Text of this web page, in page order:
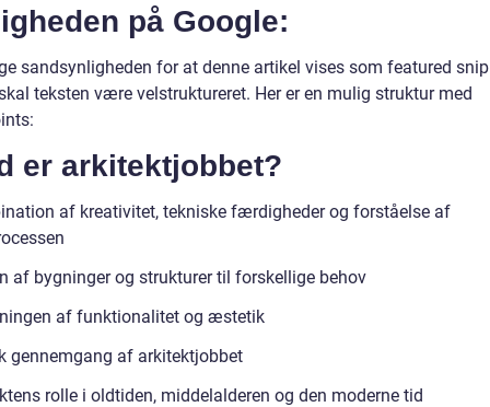
på Google:
sandsynligheden for at denne artikel vises som featured
teksten være velstruktureret. Her er en mulig struktur med
er arkitektjobbet?
af kreativitet, tekniske færdigheder og forståelse af
af bygninger og strukturer til forskellige behov
af funktionalitet og æstetik
gennemgang af arkitektjobbet
rolle i oldtiden, middelalderen og den moderne tid